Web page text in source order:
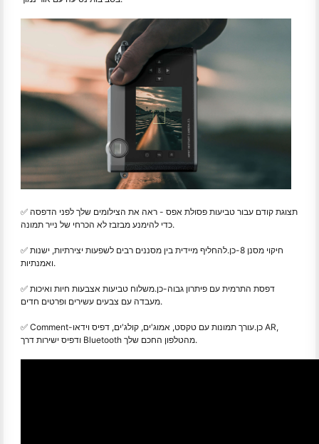
✅ תצוגת קודם עבור טביעות פסולת אפס - ראה את הצילומים שלך לפני הדפסה
כדי להימנע מבזבז לא הכרחי של נייר תמונה.
✅ חיקוי מסנן 8 -כן.להחליף מיידית בין מסננים רבים לשפעות יצירתיות, ישנות
ואמנתיות.
✅ דפסת התרמית עם פיתרון גבוה-כן.משלוח טביעות אצבעות חיות ואיכות
מעבדה עם צבעים עשירים ופרטים חדים.
✅ Comment -כן.עורך תמונות עם טקסט, אמוג'ים, קולג'ים, דפיס וידאו AR,
ודפיס ישירות דרך Bluetooth מהטלפון החכם שלך.